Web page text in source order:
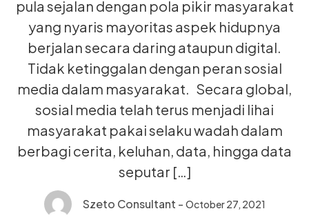
pula sejalan dengan pola pikir masyarakat
yang nyaris mayoritas aspek hidupnya
berjalan secara daring ataupun digital.
Tidak ketinggalan dengan peran sosial
media dalam masyarakat. Secara global,
sosial media telah terus menjadi lihai
masyarakat pakai selaku wadah dalam
berbagi cerita, keluhan, data, hingga data
seputar […]
Szeto Consultant - October 27, 2021